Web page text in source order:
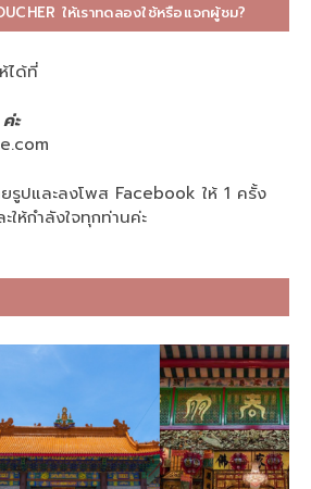
ให้เราทดลองใช้หรือแจกผู้ชม?
ได้ที่
ะ
รูปและลงโพส Facebook ให้ 1 ครั้ง
ห้กำลังใจทุกท่านค่ะ